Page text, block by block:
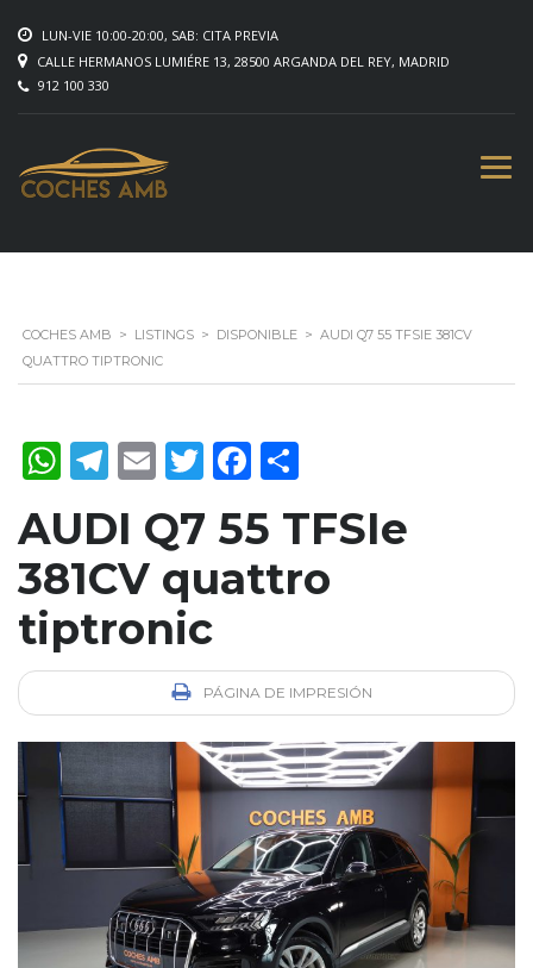
LUN-VIE 10:00-20:00, SAB: CITA PREVIA
CALLE HERMANOS LUMIÉRE 13, 28500 ARGANDA DEL REY, MADRID
912 100 330
COCHES AMB > LISTINGS > DISPONIBLE > AUDI Q7 55 TFSIE 381CV
QUATTRO TIPTRONIC
WhatsApp
Telegram
EmailTwitterFacebook
AUDI Q7 55 TFSIe
381CV quattro
tiptronic
PÁGINA DE IMPRESIÓN